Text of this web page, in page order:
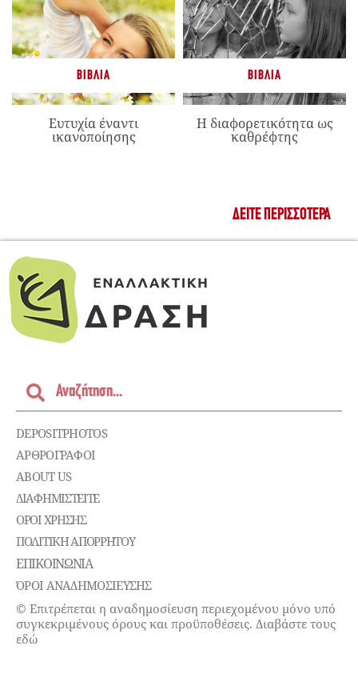
ΒΙΒΛΊΑ
Ευτυχία έναντι
ικανοποίησης
ΒΙΒΛΊΑ
Η διαφορετικότητα ως
καθρέφτης
ΔΕΊΤΕ ΠΕΡΙΣΣΌΤΕΡΑ
DEPOSITPHOTOS
ΑΡΘΡΟΓΡΑΦΟΙ
ABOUT US
ΔΙΑΦΗΜΙΣΤΕΊΤΕ
ΌΡΟΙ ΧΡΉΣΗΣ
ΠΟΛΙΤΙΚΉ ΑΠΟΡΡΉΤΟΥ
ΕΠΙΚΟΙΝΩΝΊΑ
ΌΡΟΙ ΑΝΑΔΗΜΟΣΙΕΥΣΗΣ
© Επιτρέπεται η αναδημοσίευση περιεχομένου μόνο υπό
συγκεκριμένους όρους και προϋποθέσεις. Διαβάστε τους
εδώ